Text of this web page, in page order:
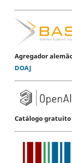
Agregador
DOAJ
Catálogo gratuito